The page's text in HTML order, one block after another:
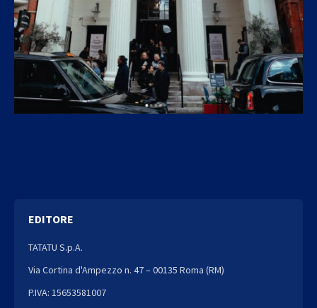
EDITORE
TATATU S.p.A.
Via Cortina d'Ampezzo n. 47 – 00135 Roma (RM)
P.IVA: 15653581007